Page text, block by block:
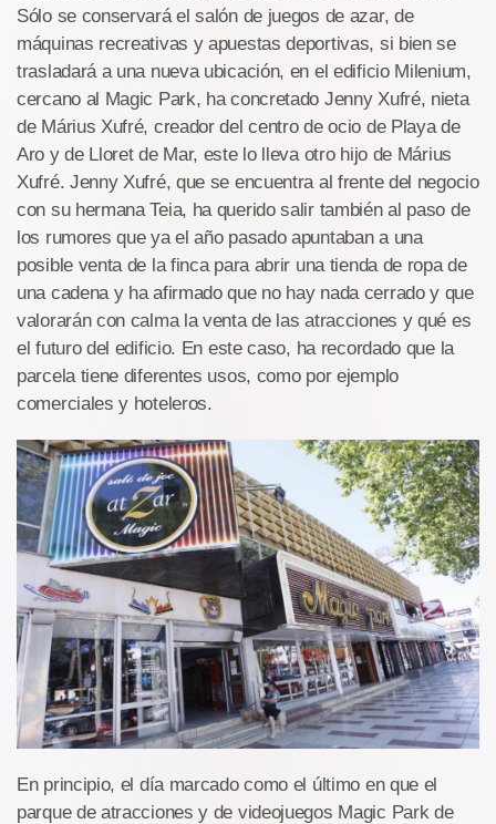
Sólo se conservará el salón de juegos de azar, de
máquinas recreativas y apuestas deportivas, si bien se
trasladará a una nueva ubicación, en el edificio Milenium,
cercano al Magic Park, ha concretado Jenny Xufré, nieta
de Márius Xufré, creador del centro de ocio de Playa de
Aro y de Lloret de Mar, este lo lleva otro hijo de Márius
Xufré. Jenny Xufré, que se encuentra al frente del negocio
con su hermana Teia, ha querido salir también al paso de
los rumores que ya el año pasado apuntaban a una
posible venta de la finca para abrir una tienda de ropa de
una cadena y ha afirmado que no hay nada cerrado y que
valorarán con calma la venta de las atracciones y qué es
el futuro del edificio. En este caso, ha recordado que la
parcela tiene diferentes usos, como por ejemplo
comerciales y hoteleros.
En principio, el día marcado como el último en que el
parque de atracciones y de videojuegos Magic Park de